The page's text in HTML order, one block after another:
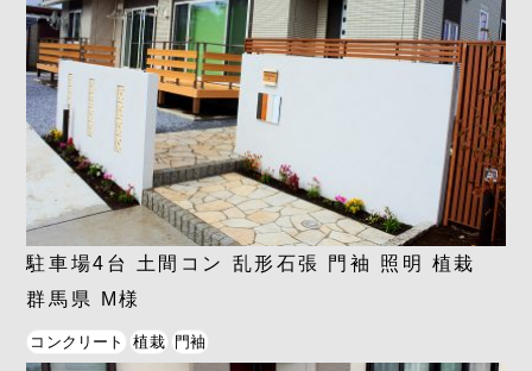
駐車場4台 土間コン 乱形石張 門袖 照明 植栽
群馬県 M様
コンクリート 植栽 門袖